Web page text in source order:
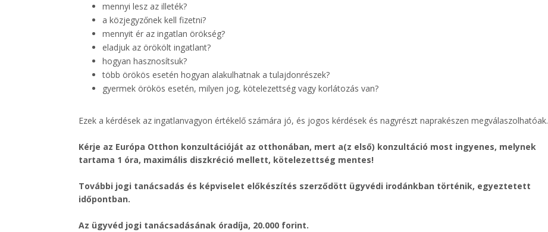
mennyi lesz az illeték?
a közjegyzőnek kell fizetni?
mennyit ér az ingatlan örökség?
eladjuk az örökölt ingatlant?
hogyan hasznosítsuk?
több örökös esetén hogyan alakulhatnak a tulajdonrészek?
gyermek örökös esetén, milyen jog, kötelezettség vagy korlátozás van?
Ezek a kérdések az ingatlanvagyon értékelő számára jó, és jogos kérdések és nagyrészt naprakészen megválaszolhatóak.
Kérje az Európa Otthon konzultációját az otthonában, mert a(z első) konzultáció most ingyenes, melynek
tartama 1 óra, maximális diszkréció mellett, kötelezettség mentes!
További jogi tanácsadás és képviselet előkészítés szerződött ügyvédi irodánkban történik, egyeztetett
időpontban.
Az ügyvéd jogi tanácsadásának óradíja, 20.000 forint.